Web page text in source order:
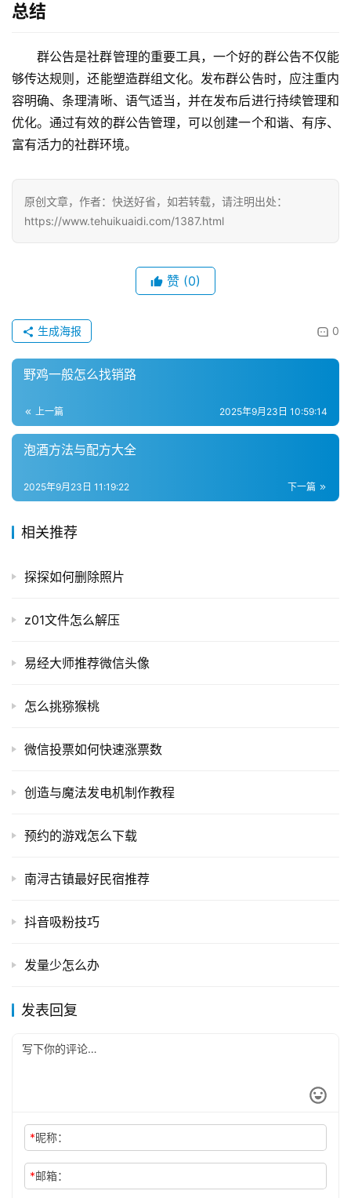
总结
群公告是社群管理的重要工具，一个好的群公告不仅能
够传达规则，还能塑造群组文化。发布群公告时，应注重内
容明确、条理清晰、语气适当，并在发布后进行持续管理和
优化。通过有效的群公告管理，可以创建一个和谐、有序、
富有活力的社群环境。
原创文章，作者：快送好省，如若转载，请注明出处：
https://www.tehuikuaidi.com/1387.html
赞 (0)
0
生成海报
野鸡一般怎么找销路
上一篇 2025年9月23日 10:59:14
泡酒方法与配方大全
下一篇
2025年9月23日 11:19:22
相关推荐
探探如何删除照片
z01文件怎么解压
易经大师推荐微信头像
怎么挑猕猴桃
微信投票如何快速涨票数
创造与魔法发电机制作教程
预约的游戏怎么下载
南浔古镇最好民宿推荐
抖音吸粉技巧
发量少怎么办
发表回复
*昵称：
*邮箱：